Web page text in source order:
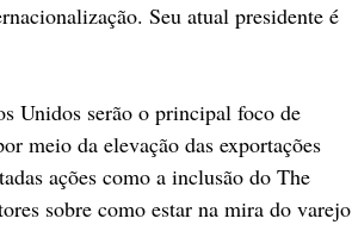
Seu atual presidente é
Unidos serão o principal foco de
meio da elevação das exportações
ações como a inclusão do The
sobre como estar na mira do varejo